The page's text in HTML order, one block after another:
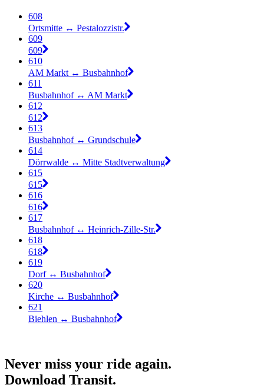
608
Ortsmitte ↔︎ Pestalozzistr.
609
609
610
AM Markt ↔︎ Busbahnhof
611
Busbahnhof ↔︎ AM Markt
612
612
613
Busbahnhof ↔︎ Grundschule
614
Dörrwalde ↔︎ Mitte Stadtverwaltung
615
615
616
616
617
Busbahnhof ↔︎ Heinrich-Zille-Str.
618
618
619
Dorf ↔︎ Busbahnhof
620
Kirche ↔︎ Busbahnhof
621
Biehlen ↔︎ Busbahnhof
Never miss your ride again.
Download Transit.